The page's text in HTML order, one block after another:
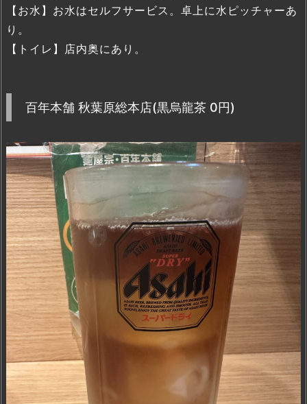
【お水】お水はセルフサービス。卓上に水ピッチャーあ
り。
【トイレ】店内奥にあり。
百年本舗 秋葉原総本店(黒烏龍茶 0円)